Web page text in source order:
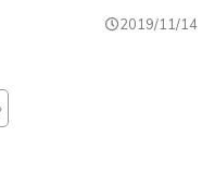
2019/11/14